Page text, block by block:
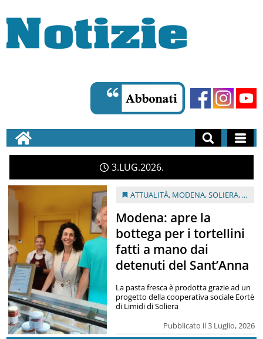
3 LUG 2026
ATTUALITÀ, MODENA,SOLIERA, ...
Modena: apre la
bottega per i tortellini
fatti a mano dai
detenuti del Sant’Anna
Pubblicato il 3 Luglio, 2026
La pasta fresca è prodotta grazie ad un
progetto della cooperativa sociale Eortè
di Limidi di Soliera